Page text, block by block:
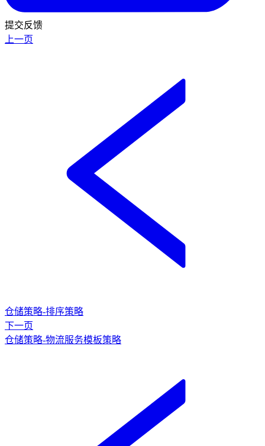
提交反馈
上一页
仓储策略-排序策略
下一页
仓储策略-物流服务模板策略